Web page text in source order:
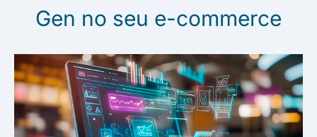
Gen no seu e-commerce